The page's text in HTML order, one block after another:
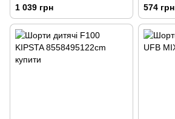
1 039 грн 574 грн